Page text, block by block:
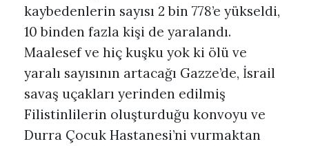
kaybedenlerin sayısı 2 bin 778’e yükseldi,
10 binden fazla kişi de yaralandı.
Maalesef ve hiç kuşku yok ki ölü ve
yaralı sayısının artacağı Gazze’de, İsrail
savaş uçakları yerinden edilmiş
Filistinlilerin oluşturduğu konvoyu ve
Durra Çocuk Hastanesi’ni vurmaktan